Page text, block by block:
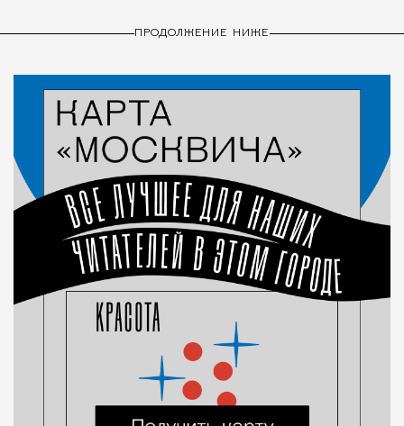
ПРОДОЛЖЕНИЕ НИЖЕ